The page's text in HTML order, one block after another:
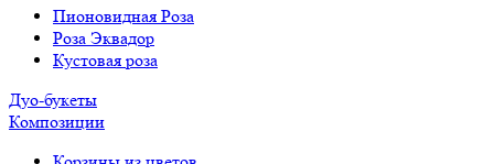
Пионовидная Роза
Роза Эквадор
Кустовая роза
Дуо-букеты
Композиции